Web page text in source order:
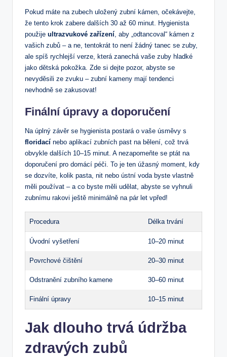
Pokud máte na zubech uložený zubní kámen, očekávejte,
že tento krok zabere dalších 30 až 60 minut. Hygienista
použije ultrazvukové zařízení, aby „odtancoval“ kámen z
vašich zubů – a ne, tentokrát to není žádný tanec se zuby,
ale spíš rychlejší verze, která zanechá vaše zuby hladké
jako dětská pokožka. Zde si dejte pozor, abyste se
nevyděsili ze zvuku – zubní kameny mají tendenci
nevhodně se zakusovat!
Finální úpravy a doporučení
Na úplný závěr se hygienista postará o vaše úsměvy s
floridací nebo aplikací zubních past na bělení, což trvá
obvykle dalších 10–15 minut. A nezapomeňte se ptát na
doporučení pro domácí péči. To je ten úžasný moment, kdy
se dozvíte, kolik pasta, nit nebo ústní voda byste vlastně
měli používat – a co byste měli udělat, abyste se vyhnuli
zubnímu rakovi ještě minimálně na pár let vpřed!
Procedura Délka trvání
Úvodní vyšetření 10–20 minut
Povrchové čištění 20–30 minut
Odstranění zubního kamene 30–60 minut
Finální úpravy 10–15 minut
Jak dlouho trvá údržba
zdravých zubů